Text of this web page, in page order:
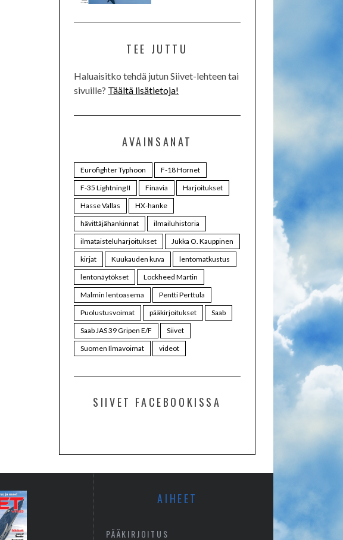
TEE JUTTU
Haluaisitko tehdä jutun Siivet-lehteen tai
sivuille? Täältä lisätietoja!
AVAINSANAT
Eurofighter Typhoon
F-18 Hornet
F-35 Lightning II
Finavia
Harjoitukset
Hasse Vallas
HX-hanke
hävittäjähankinnat
ilmailuhistoria
ilmataisteluharjoitukset
Jukka O. Kauppinen
kirjat
Kuukauden kuva
lentomatkustus
lentonäytökset
Lockheed Martin
Malmin lentoasema
Pentti Perttula
Puolustusvoimat
pääkirjoitukset
Saab
Saab JAS 39 Gripen E/F
Siivet
Suomen Ilmavoimat
videot
SIIVET FACEBOOKISSA
AIHEET
PÄÄKIRJOITUS